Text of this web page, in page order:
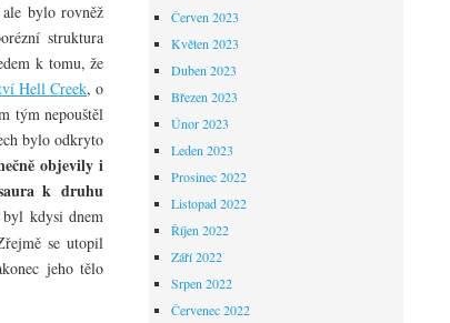
bylo rovněž
struktura
k tomu, že
Hell Creek, o
tým nepouštěl
bylo odkryto
objevily i
k druhu
kdysi dnem
se utopil
jeho tělo
Červen 2023
Květen 2023
Duben 2023
Březen 2023
Únor 2023
Leden 2023
Prosinec 2022
Listopad 2022
Říjen 2022
Září 2022
Srpen 2022
Červenec 2022